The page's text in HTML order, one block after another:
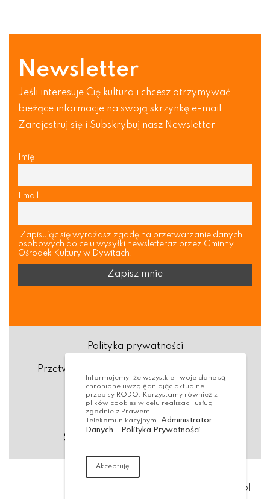
Newsletter
Jeśli interesuje Cię kultura i chcesz otrzymywać
bieżące informacje na swoją skrzynkę e-mail.
Zarejestruj się i Subskrybuj nasz Newsletter
Imię
Email
Zapisując się wyrażasz zgodę na przetwarzanie danych
osobowych do celu wysyłki newsletteraz przez Gminny
Ośrodek Kultury w Dywitach.
Polityka prywatności
Przetwarzanie danych osobowych (RODO)
Deklaracja dostępności
Dostępność Architektoniczna
Standardy ochrony małoletnich
virtualmedia.pl
Informujemy, że wszystkie Twoje dane są
chronione uwzględniając aktualne
przepisy RODO. Korzystamy również z
plików cookies w celu realizacji usług
zgodnie z Prawem
Telekomunikacyjnym. Administrator
Danych , Polityka Prywatności .
Akceptuję